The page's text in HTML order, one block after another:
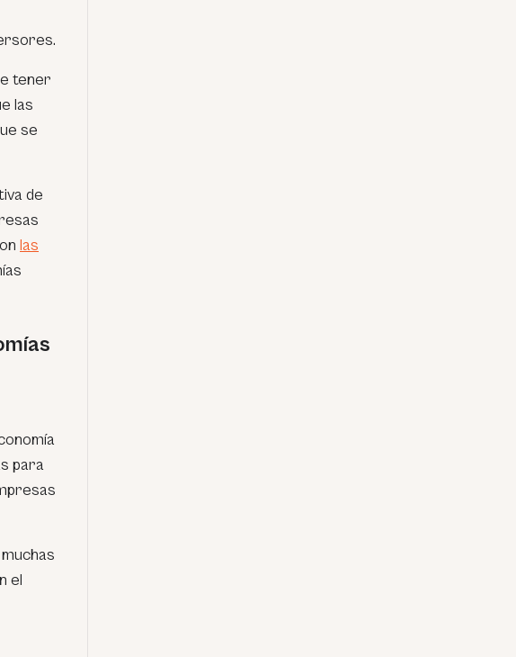
tener
las
se
de
las
para
el